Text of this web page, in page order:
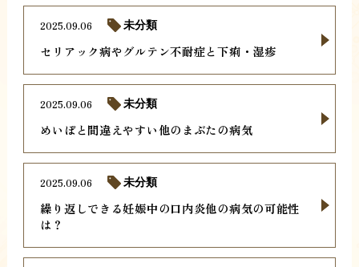
セリアック病やグルテン不耐症と下痢・湿疹
2025.09.06 未分類
めいぼと間違えやすい他のまぶたの病気
2025.09.06 未分類
繰り返しできる妊娠中の口内炎他の病気の可能性
は？
2025.09.06 未分類